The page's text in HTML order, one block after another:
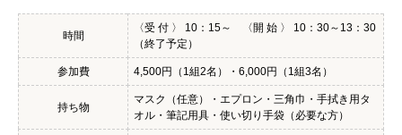
時間
〈受 付 〉 10：15～ 〈開 始 〉 10：30～13：30
（終了予定）
参加費 4,500円（1組2名）・6,000円（1組3名）
持ち物
マスク（任意）・エプロン・三角巾・手拭き用タ
オル・筆記用具・使い切り手袋（必要な方）